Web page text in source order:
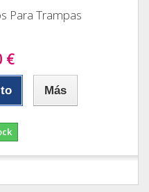
Para Trampas
€
Más